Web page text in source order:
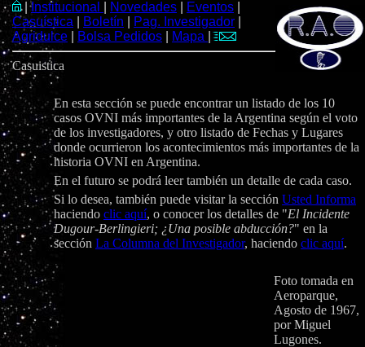
|Institucional Novedades Eventos
Casuística
Boletín Pag. Investigador
Agridulce
Bolsa Pedidos Mapa
Casuistica
En esta sección se puede encontrar un listado de los 10
casos OVNI más importantes de la Argentina según el voto
de los investigadores, y otro listado de Fechas y Lugares
donde ocurrieron los acontecimientos más importantes de la
historia OVNI en Argentina.
En el futuro se podrá leer también un detalle de cada caso.
Si lo desea, también puede visitar la sección Usted Informa
haciendo clic aquí, o conocer los detalles de "El Incidente
Dugour-Berlingieri; ¿Una posible abducción?" en la
sección La Columna del Investigador, haciendo clic aquí.
Foto tomada en
Aeroparque,
Agosto de 1967,
por Miguel
Lugones.